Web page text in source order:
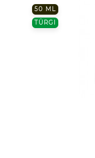
50 ML
TÜRGI